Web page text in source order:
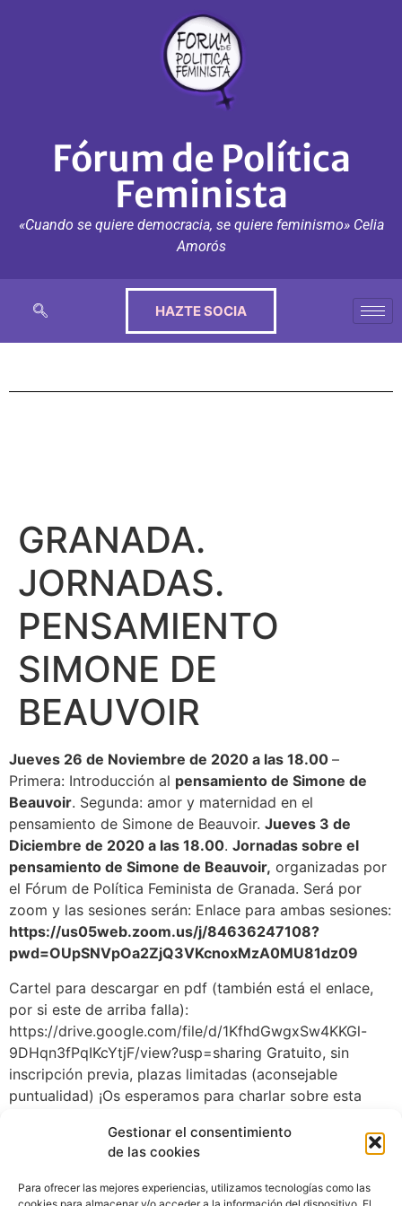
Gestionar el consentimiento
de las cookies
Para ofrecer las mejores experiencias, utilizamos tecnologías como las
Fórum de Política
Feminista
«Cuando se quiere democracia, se quiere feminismo» Celia
Amorós
HAZTE SOCIA
GRANADA.
JORNADAS.
PENSAMIENTO
SIMONE DE
BEAUVOIR
Jueves 26 de Noviembre de 2020 a las 18.00 –
Primera: Introducción al pensamiento de Simone de
Beauvoir. Segunda: amor y maternidad en el
pensamiento de Simone de Beauvoir. Jueves 3 de
Diciembre de 2020 a las 18.00. Jornadas sobre el
pensamiento de Simone de Beauvoir, organizadas por
el Fórum de Política Feminista de Granada. Será por
zoom y las sesiones serán: Enlace para ambas sesiones:
https://us05web.zoom.us/j/84636247108?
pwd=OUpSNVpOa2ZjQ3VKcnoxMzA0MU81dz09
Cartel para descargar en pdf (también está el enlace,
por si este de arriba falla):
https://drive.google.com/file/d/1KfhdGwgxSw4KKGl-
9DHqn3fPqIKcYtjF/view?usp=sharing Gratuito, sin
inscripción previa, plazas limitadas (aconsejable
puntualidad) ¡Os esperamos para charlar sobre esta